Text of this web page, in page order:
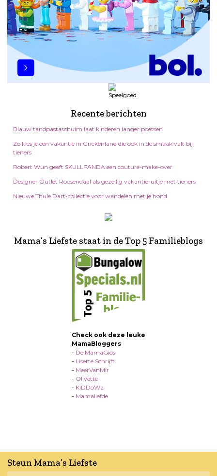
Recente berichten
Blauw tandpastaschuim laat kinderen langer poetsen
Zo kies je een vakantie in Griekenland die ook in de smaak valt bij
tieners
Robert Wun geeft SKULLPANDA een couture-make-over
Designer Outlet Roosendaal als gezellig vakantie-uitje met tieners
Nieuwe Thule Dart-collectie voor wandelen met je hond
Mama’s Liefste staat in de Top 5 Familieblogs
Check ook deze leuke
MamaBloggers
- De MamaGids
- Lisette Schrijft
- MeerVanMir
- Olivette
- KiDDoWz
- Mamaliefde
Steun Mama’s Liefste